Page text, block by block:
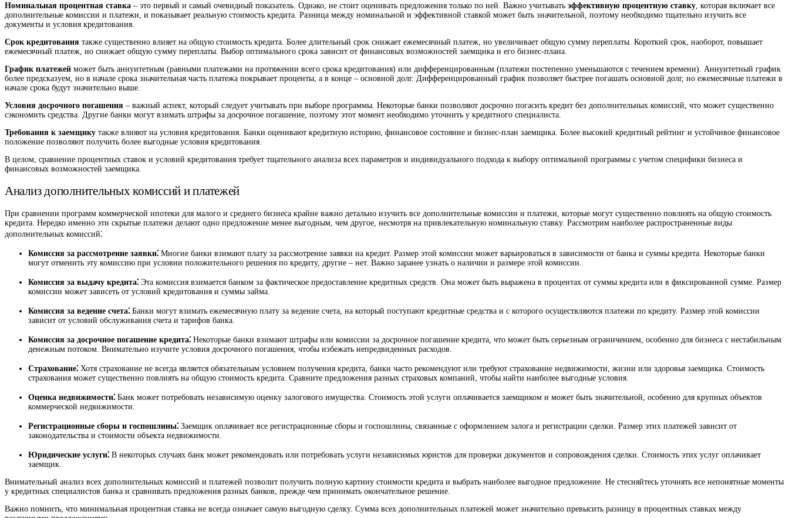
Номинальная процентная ставка – это первый и самый очевидный показатель. Однако, не стоит оценивать предложения только по ней. Важно учитывать эффективную процентную ставку , которая включает все
дополнительные комиссии и платежи, и показывает реальную стоимость кредита. Разница между номинальной и эффективной ставкой может быть значительной, поэтому необходимо тщательно изучить все
документы и условия кредитования.
Срок кредитования также существенно влияет на общую стоимость кредита. Более длительный срок снижает ежемесячный платеж, но увеличивает общую сумму переплаты. Короткий срок, наоборот, повышает
ежемесячный платеж, но снижает общую сумму переплаты. Выбор оптимального срока зависит от финансовых возможностей заемщика и его бизнес-плана.
График платежей может быть аннуитетным (равными платежами на протяжении всего срока кредитования) или дифференцированным (платежи постепенно уменьшаются с течением времени). Аннуитетный график
более предсказуем, но в начале срока значительная часть платежа покрывает проценты, а в конце – основной долг. Дифференцированный график позволяет быстрее погашать основной долг, но ежемесячные платежи в
начале срока будут значительно выше.
Условия досрочного погашения – важный аспект, который следует учитывать при выборе программы. Некоторые банки позволяют досрочно погасить кредит без дополнительных комиссий, что может существенно
сэкономить средства. Другие банки могут взимать штрафы за досрочное погашение, поэтому этот момент необходимо уточнить у кредитного специалиста.
Требования к заемщику также влияют на условия кредитования. Банки оценивают кредитную историю, финансовое состояние и бизнес-план заемщика. Более высокий кредитный рейтинг и устойчивое финансовое
положение позволяют получить более выгодные условия кредитования.
В целом, сравнение процентных ставок и условий кредитования требует тщательного анализа всех параметров и индивидуального подхода к выбору оптимальной программы с учетом специфики бизнеса и
финансовых возможностей заемщика.
Анализ дополнительных комиссий и платежей
При сравнении программ коммерческой ипотеки для малого и среднего бизнеса крайне важно детально изучить все дополнительные комиссии и платежи, которые могут существенно повлиять на общую стоимость
кредита. Нередко именно эти скрытые платежи делают одно предложение менее выгодным, чем другое, несмотря на привлекательную номинальную ставку. Рассмотрим наиболее распространенные виды
дополнительных комиссий⁚
Комиссия за рассмотрение заявки⁚ Многие банки взимают плату за рассмотрение заявки на кредит. Размер этой комиссии может варьироваться в зависимости от банка и суммы кредита. Некоторые банки
могут отменить эту комиссию при условии положительного решения по кредиту, другие – нет. Важно заранее узнать о наличии и размере этой комиссии.
Комиссия за выдачу кредита⁚ Эта комиссия взимается банком за фактическое предоставление кредитных средств. Она может быть выражена в процентах от суммы кредита или в фиксированной сумме. Размер
комиссии может зависеть от условий кредитования и суммы займа.
Комиссия за ведение счета⁚ Банки могут взимать ежемесячную плату за ведение счета, на который поступают кредитные средства и с которого осуществляются платежи по кредиту. Размер этой комиссии
зависит от условий обслуживания счета и тарифов банка.
Комиссия за досрочное погашение кредита⁚ Некоторые банки взимают штрафы или комиссии за досрочное погашение кредита, что может быть серьезным ограничением, особенно для бизнеса с нестабильным
денежным потоком. Внимательно изучите условия досрочного погашения, чтобы избежать непредвиденных расходов.
Страхование⁚ Хотя страхование не всегда является обязательным условием получения кредита, банки часто рекомендуют или требуют страхование недвижимости, жизни или здоровья заемщика. Стоимость
страхования может существенно повлиять на общую стоимость кредита. Сравните предложения разных страховых компаний, чтобы найти наиболее выгодные условия.
Оценка недвижимости⁚ Банк может потребовать независимую оценку залогового имущества. Стоимость этой услуги оплачивается заемщиком и может быть значительной, особенно для крупных объектов
коммерческой недвижимости.
Регистрационные сборы и госпошлины⁚ Заемщик оплачивает все регистрационные сборы и госпошлины, связанные с оформлением залога и регистрации сделки. Размер этих платежей зависит от
законодательства и стоимости объекта недвижимости.
Юридические услуги⁚ В некоторых случаях банк может рекомендовать или потребовать услуги независимых юристов для проверки документов и сопровождения сделки. Стоимость этих услуг оплачивает
заемщик.
Внимательный анализ всех дополнительных комиссий и платежей позволит получить полную картину стоимости кредита и выбрать наиболее выгодное предложение. Не стесняйтесь уточнять все непонятные моменты
у кредитных специалистов банка и сравнивать предложения разных банков, прежде чем принимать окончательное решение.
Важно помнить, что минимальная процентная ставка не всегда означает самую выгодную сделку. Сумма всех дополнительных платежей может значительно превысить разницу в процентных ставках между